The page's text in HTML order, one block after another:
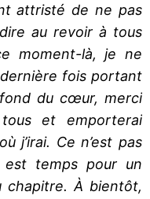
attristé de ne pas
au revoir à tous
moment-là, je ne
fois portant
du cœur, merci
et emporterai
j’irai. Ce n’est pas
temps pour un
chapitre. À bientôt,